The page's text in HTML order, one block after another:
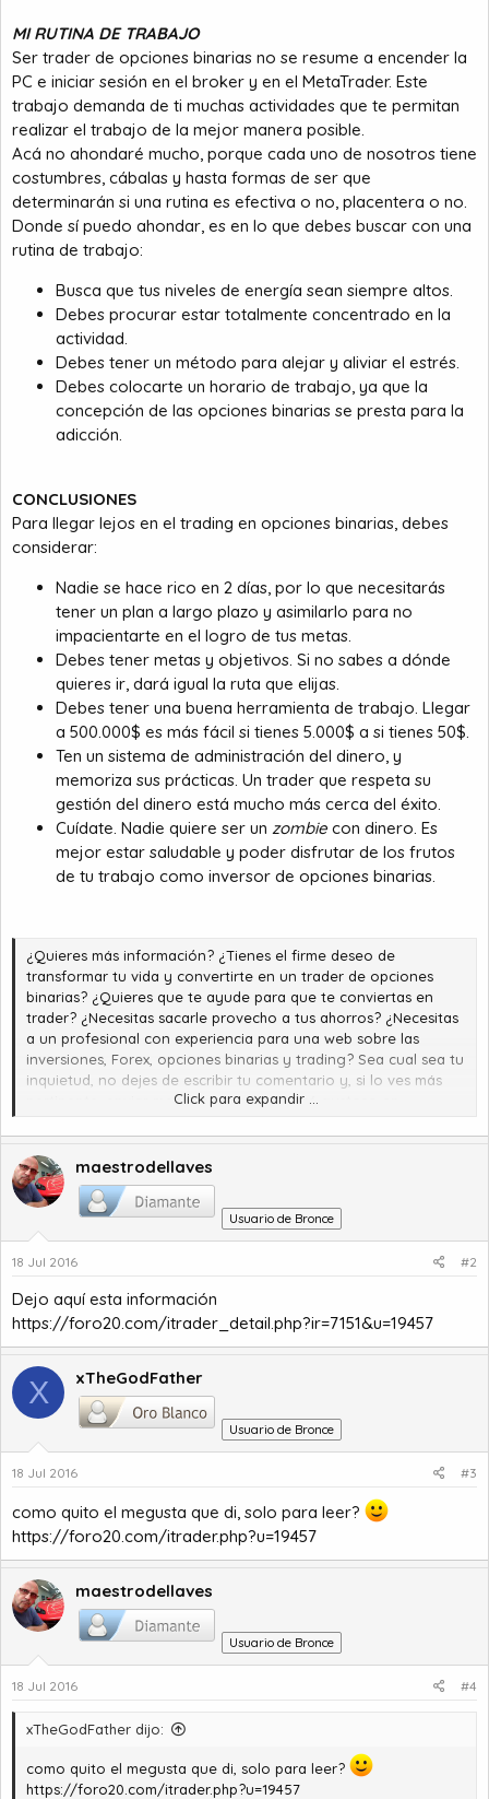
MI RUTINA DE TRABAJO
Ser trader de opciones binarias no se resume a encender la
PC e iniciar sesión en el broker y en el MetaTrader. Este
trabajo demanda de ti muchas actividades que te permitan
realizar el trabajo de la mejor manera posible.
Acá no ahondaré mucho, porque cada uno de nosotros tiene
costumbres, cábalas y hasta formas de ser que
determinarán si una rutina es efectiva o no, placentera o no.
Donde sí puedo ahondar, es en lo que debes buscar con una
rutina de trabajo:
Busca que tus niveles de energía sean siempre altos.
Debes procurar estar totalmente concentrado en la
actividad.
Debes tener un método para alejar y aliviar el estrés.
Debes colocarte un horario de trabajo, ya que la
concepción de las opciones binarias se presta para la
adicción.
CONCLUSIONES
Para llegar lejos en el trading en opciones binarias, debes
considerar:
Nadie se hace rico en 2 días, por lo que necesitarás
tener un plan a largo plazo y asimilarlo para no
impacientarte en el logro de tus metas.
Debes tener metas y objetivos. Si no sabes a dónde
quieres ir, dará igual la ruta que elijas.
Debes tener una buena herramienta de trabajo. Llegar
a 500.000$ es más fácil si tienes 5.000$ a si tienes 50$.
Ten un sistema de administración del dinero, y
memoriza sus prácticas. Un trader que respeta su
gestión del dinero está mucho más cerca del éxito.
Cuídate. Nadie quiere ser un zombie con dinero. Es
mejor estar saludable y poder disfrutar de los frutos
de tu trabajo como inversor de opciones binarias.
¿Quieres más información? ¿Tienes el firme deseo de
transformar tu vida y convertirte en un trader de opciones
binarias? ¿Quieres que te ayude para que te conviertas en
trader? ¿Necesitas sacarle provecho a tus ahorros? ¿Necesitas
a un profesional con experiencia para una web sobre las
inversiones, Forex, opciones binarias y trading? Sea cual sea tu
inquietud, no dejes de escribir tu comentario y, si lo ves más
pertinente, enviar mensaje privado. Estaré gustoso en
Click para expandir ...
maestrodellaves
Usuario de Bronce
18 Jul 2016 #2
Dejo aquí esta información
https://foro20.com/itrader_detail.php?ir=7151&u=19457
X xTheGodFather
Usuario de Bronce
18 Jul 2016 #3
como quito el megusta que di, solo para leer?
https://foro20.com/itrader.php?u=19457
maestrodellaves
Usuario de Bronce
18 Jul 2016 #4
xTheGodFather dijo:
como quito el megusta que di, solo para leer?
https://foro20.com/itrader.php?u=19457